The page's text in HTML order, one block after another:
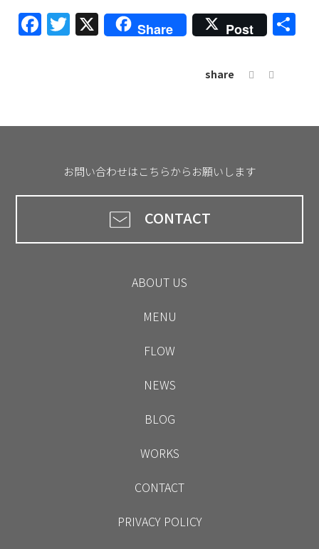
Facebook
Twitter
X Share Post
share
お問い合わせはこちらからお願いします
CONTACT
ABOUT US
MENU
FLOW
NEWS
BLOG
WORKS
CONTACT
PRIVACY POLICY